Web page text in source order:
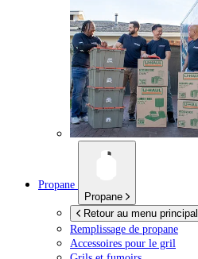
Propane
Propane
Retour au menu principal
Remplissage de propane
Accessoires pour le gril